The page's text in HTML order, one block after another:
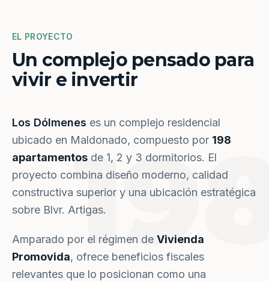
EL PROYECTO
Un complejo pensado para
vivir e invertir
Los Dólmenes es un complejo residencial
ubicado en Maldonado, compuesto por 198
apartamentos de 1, 2 y 3 dormitorios. El
proyecto combina diseño moderno, calidad
constructiva superior y una ubicación estratégica
sobre Blvr. Artigas.
Amparado por el régimen de Vivienda
Promovida, ofrece beneficios fiscales
relevantes que lo posicionan como una